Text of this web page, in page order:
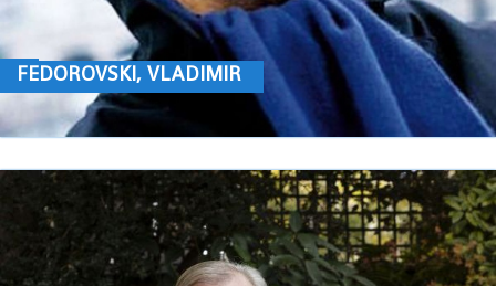
FEDOROVSKI, VLADIMIR